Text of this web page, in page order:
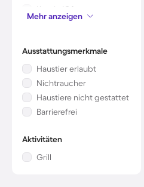
Kamin/Ofen
Klimaanlage
Mehr anzeigen
Ausstattungsmerkmale
Haustier erlaubt
Nichtraucher
Haustiere nicht gestattet
Barrierefrei
Aktivitäten
Grill